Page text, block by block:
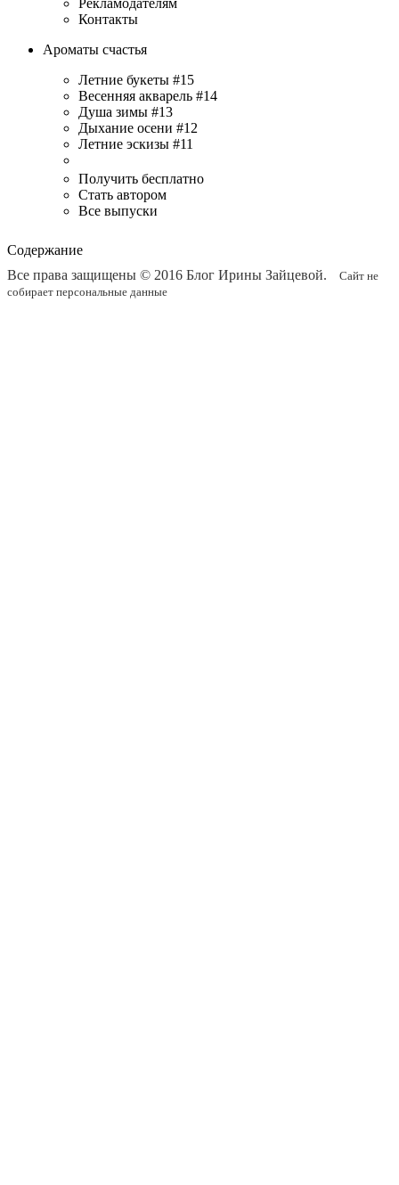
Рекламодателям
Контакты
Ароматы счастья
Летние букеты #15
Весенняя акварель #14
Душа зимы #13
Дыхание осени #12
Летние эскизы #11
Получить бесплатно
Стать автором
Все выпуски
Содержание
Все права защищены © 2016 Блог Ирины Зайцевой.
Сайт не
собирает персональные данные